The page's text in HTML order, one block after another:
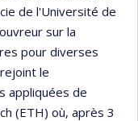
de l'Université de
sur la
pour diverses
le
appliquées de
(ETH) où, après 3